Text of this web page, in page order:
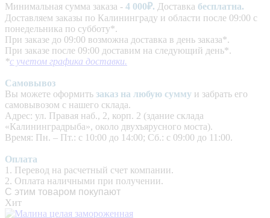
Минимальная сумма заказа - 4 000₽. Доставка бесплатна.
Доставляем заказы по Калининграду и области после 09:00 с
понедельника по субботу*.
При заказе до 09:00 возможна доставка в день заказа*.
При заказе после 09:00 доставим на следующий день*.
*с учетом графика доставки.
Самовывоз
Вы можете оформить заказ на любую сумму и забрать его
самовывозом с нашего склада.
Адрес: ул. Правая наб., 2, корп. 2 (здание склада
«Калининградрыба», около двухъярусного моста).
Время: Пн. – Пт.: с 10:00 до 14:00; Сб.: с 09:00 до 11:00.
Оплата
1. Перевод на расчетный счет компании.
2. Оплата наличными при получении.
С этим товаром покупают
Хит